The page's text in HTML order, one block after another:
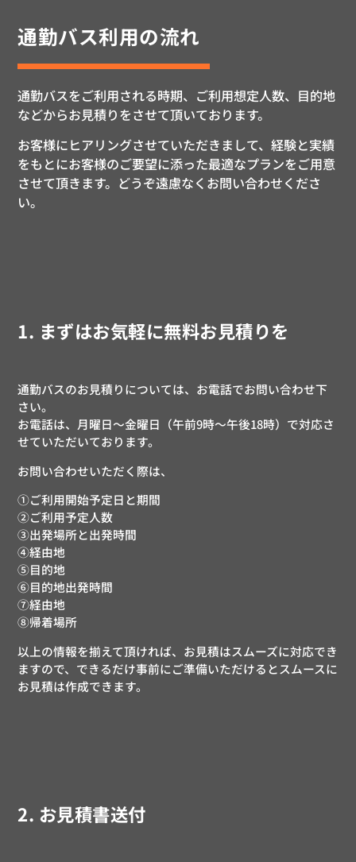
通勤バス利用の流れ
通勤バスをご利用される時期、ご利用想定人数、目的地
などからお見積りをさせて頂いております。
お客様にヒアリングさせていただきまして、経験と実績
をもとにお客様のご要望に添った最適なプランをご用意
させて頂きます。どうぞ遠慮なくお問い合わせくださ
い。
1. まずはお気軽に無料お見積りを
通勤バスのお見積りについては、お電話でお問い合わせ下
さい。
お電話は、月曜日〜金曜日（午前9時〜午後18時）で対応さ
せていただいております。
お問い合わせいただく際は、
①ご利用開始予定日と期間
②ご利用予定人数
③出発場所と出発時間
④経由地
⑤目的地
⑥目的地出発時間
⑦経由地
⑧帰着場所
以上の情報を揃えて頂ければ、お見積はスムーズに対応でき
ますので、できるだけ事前にご準備いただけるとスムースに
お見積は作成できます。
2. お見積書送付